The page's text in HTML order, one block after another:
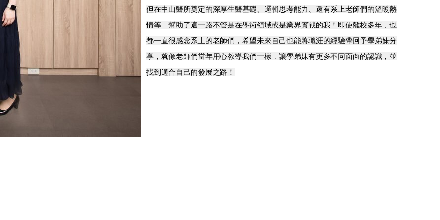
但在中山醫所奠定的深厚生醫基礎、邏輯思考能力、還有系上老師們的溫暖熱
情等，幫助了這一路不管是在學術領域或是業界實戰的我！即使離校多年，也
都一直很感念系上的老師們，希望未來自己也能將職涯的經驗帶回予學弟妹分
享，就像老師們當年用心教導我們一樣，讓學弟妹有更多不同面向的認識，並
找到適合自己的發展之路！